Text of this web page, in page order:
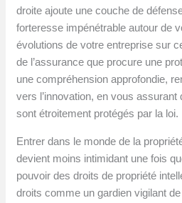
droite ajoute une couche de
forteresse impénétrable autour de
évolutions de votre entreprise sur
de l’assurance que procure une
une compréhension approfondie,
vers l’innovation, en vous
sont étroitement protégés par la loi.
Entrer dans le monde de la
devient moins intimidant une fois
pouvoir des droits de propriété
droits comme un gardien vigilant